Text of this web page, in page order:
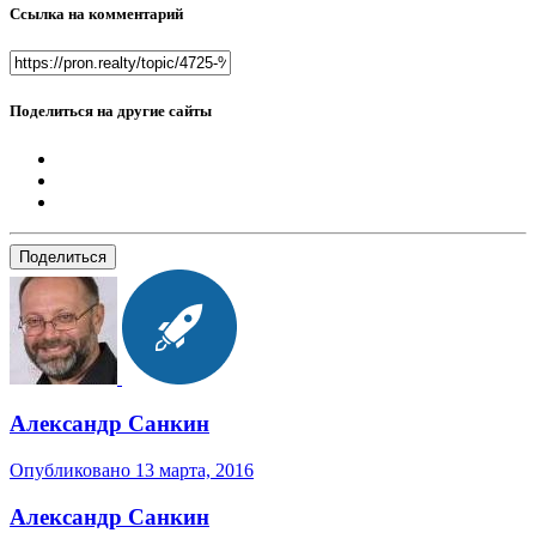
Ссылка на комментарий
Поделиться на другие сайты
Поделиться
Александр Санкин
Опубликовано 13 марта, 2016
Александр Санкин